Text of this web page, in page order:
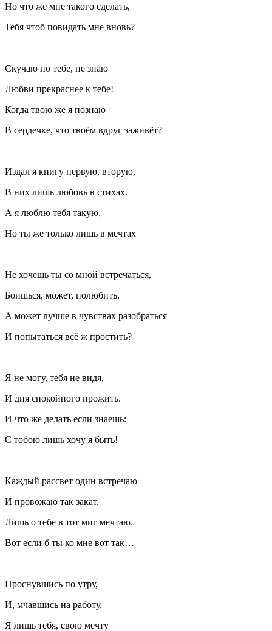
Но что же мне такого сделать,
Тебя чтоб повидать мне вновь?
Скучаю по тебе, не знаю
Любви прекраснее к тебе!
Когда твою же я познаю
В сердечке, что твоём вдруг заживёт?
Издал я книгу первую, вторую,
В них лишь любовь в стихах.
А я люблю тебя такую,
Но ты же только лишь в мечтах
Не хочешь ты со мной встречаться,
Боишься, может, полюбить.
А может лучше в чувствах разобраться
И попытаться всё ж простить?
Я не могу, тебя не видя,
И дня спокойного прожить.
И что же делать если знаешь:
С тобою лишь хочу я быть!
Каждый рассвет один встречаю
И провожаю так закат.
Лишь о тебе в тот миг мечтаю.
Вот если б ты ко мне вот так…
Проснувшись по утру,
И, мчавшись на работу,
Я лишь тебя, свою мечту